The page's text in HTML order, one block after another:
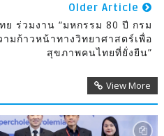
Older Article
ย ร่วมงาน “มหกรรม 80 ปี กรม
มก้าวหน้าทางวิทยาศาสตร์เพื่อ
สุขภาพคนไทยที่ยั่งยืน”
View More